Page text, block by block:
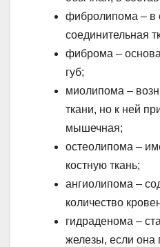
фибролипома – в
соединительная
фиброма –
губ;
миолипома –
ткани, но к ней
мышечная;
остеолипома –
костную ткань;
ангиолипома –
количество
гидраденома –
железы, если она